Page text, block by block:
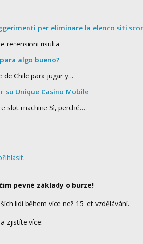
per eliminare la elenco siti
recensioni risulta…
algo bueno?
de Chile para jugar y…
su Unique Casino Mobile
slot machine Sì, perché…
.
pevné základy o burze!
lidí během více než 15 let vzdělávání.
zjistíte více: